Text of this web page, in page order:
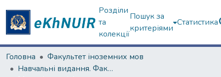
Розділи
та
колекції
Пошук за
критеріями
Статистика
Головна
Факультет іноземних мов
Навчальні видання. Факультет іноземних мов